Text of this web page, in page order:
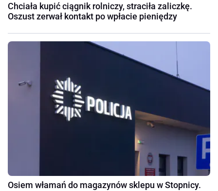
Chciała kupić ciągnik rolniczy, straciła zaliczkę.
Oszust zerwał kontakt po wpłacie pieniędzy
Osiem włamań do magazynów sklepu w Stopnicy.